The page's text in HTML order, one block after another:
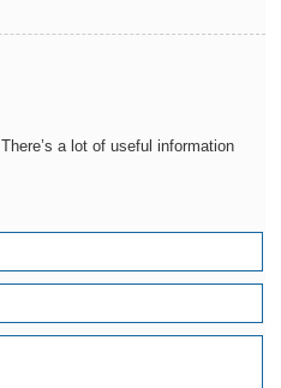
a lot of useful information